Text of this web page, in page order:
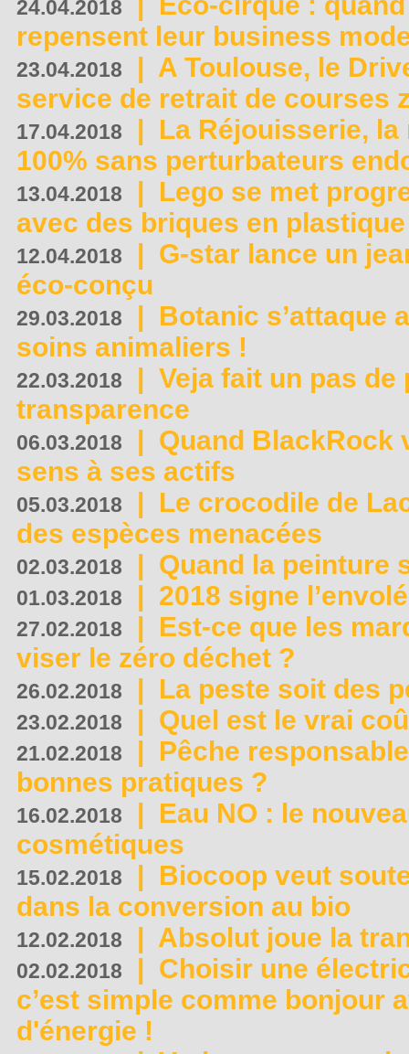
24.04.2018
repensent leur business
23.04.2018 | A Toulouse, le
service de retrait de courses
17.04.2018 | La Réjouisserie,
100% sans perturbateurs
13.04.2018 | Lego se met
avec des briques en
12.04.2018 | G-star lance un
éco-conçu
29.03.2018 | Botanic s’attaque
soins animaliers !
22.03.2018 | Veja fait un pas de
transparence
06.03.2018 | Quand BlackRock
sens à ses actifs
05.03.2018 | Le crocodile de
des espèces menacées
02.03.2018 | Quand la peinture
01.03.2018 | 2018 signe
27.02.2018 | Est-ce que les
viser le zéro déchet ?
26.02.2018 | La peste soit des
23.02.2018 | Quel est le vrai
21.02.2018 | Pêche
bonnes pratiques ?
16.02.2018 | Eau NO : le
cosmétiques
15.02.2018 | Biocoop veut
dans la conversion au bio
12.02.2018 | Absolut joue la
02.02.2018 | Choisir une
c’est simple comme bonjour
d'énergie !